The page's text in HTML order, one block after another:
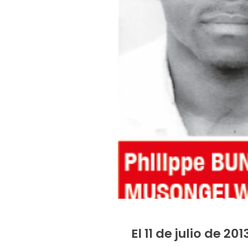
El 11 de julio de